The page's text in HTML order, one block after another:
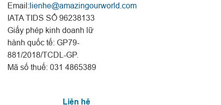
Email:lienhe@amazingourworld.com
IATA TIDS SỐ 96238133
Giấy phép kinh doanh lữ
hành quốc tế: GP79-
881/2018/TCDL-GP.
Mã số thuế: 031 4865389
Liên hệ